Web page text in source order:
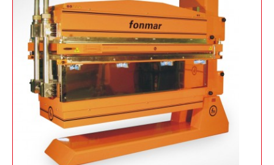
Beta
Entwickelt um Gummiteile herzustellen und
um Profile und Gumminoppen / Stollen zu
verkleben.